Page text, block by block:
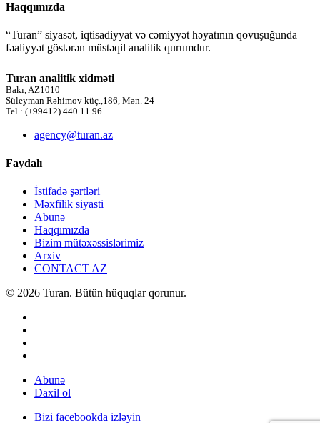
Haqqımızda
“Turan” siyasət, iqtisadiyyat və cəmiyyət həyatının qovuşuğunda
fəaliyyət göstərən müstəqil analitik qurumdur.
Turan analitik xidməti
Bakı, AZ1010
Süleyman Rəhimov küç.,186, Mən. 24
Tel.: (+99412) 440 11 96
agency@turan.az
Faydalı
İstifadə şərtləri
Məxfilik siyasti
Abunə
Haqqımızda
Bizim mütəxəssislərimiz
Arxiv
CONTACT AZ
© 2026 Turan. Bütün hüquqlar qorunur.
Abunə
Daxil ol
Bizi facebookda izləyin